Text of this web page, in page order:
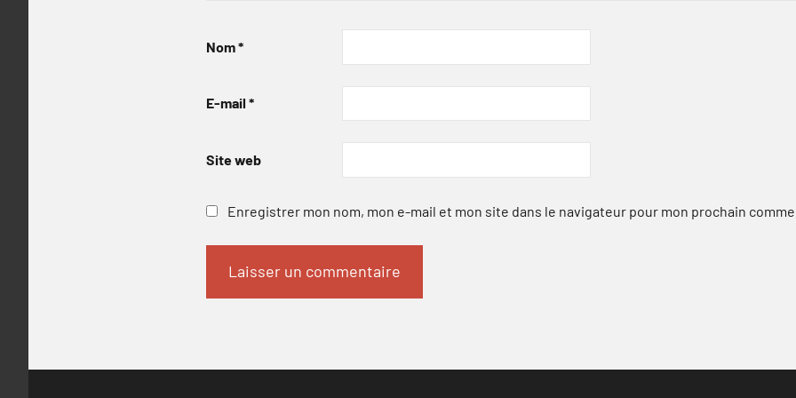
Nom*
E-mail *
Site web
Enregistrer mon nom, mon e-mail et mon site dans le navigateur pour mon prochain